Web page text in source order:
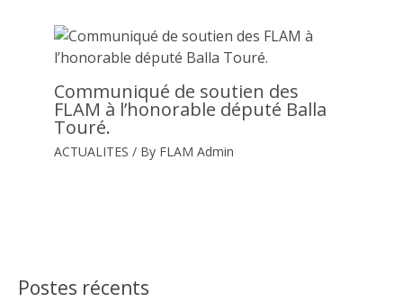
Communiqué de soutien des
FLAM à l’honorable député Balla
Touré.
ACTUALITES / By FLAM Admin
Postes récents